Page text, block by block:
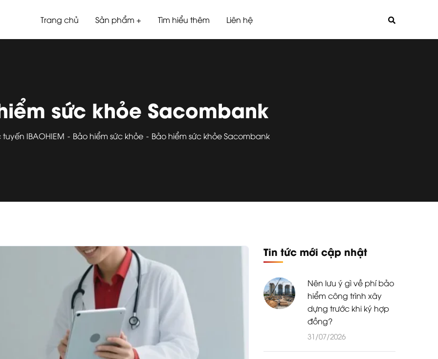
Trang chủ Sản phẩm Tìm hiểu thêm Liên hệ
sức khỏe Sacombank
IBAOHIEM Bảo hiểm sức khỏe Bảo hiểm sức khỏe Sacombank
Tin tức mới cập nhật
Nên lưu ý gì về phí bảo
hiểm công trình xây
dựng trước khi ký hợp
đồng?
31/07/2026